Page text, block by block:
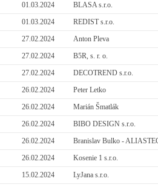
01.03.2024
BLASA s.r.o.
01.03.2024
REDIST s.r.o.
27.02.2024
Anton Pleva
27.02.2024
B5R, s. r. o.
27.02.2024
DECOTREND s.r.o.
26.02.2024
Peter Letko
26.02.2024
Marián Šmatlák
26.02.2024
BIBO DESIGN s.r.o.
26.02.2024
Branislav Bulko -
26.02.2024
Kosenie 1 s.r.o.
15.02.2024
LyJana s.r.o.